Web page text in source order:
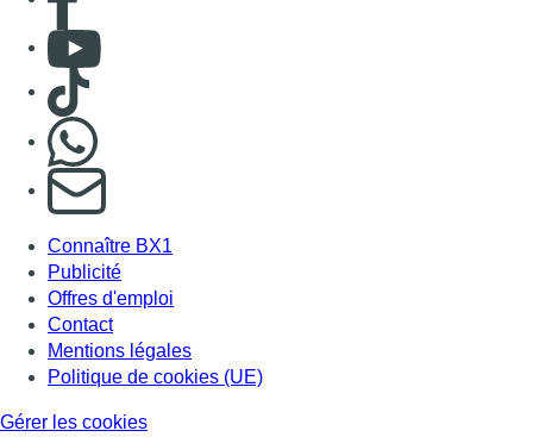
Consulter Youtube
Consulter TikTok
S'abonner à notre newsletter
Connaître BX1
Publicité
Offres d'emploi
Contact
Mentions légales
Politique de cookies (UE)
Gérer les cookies